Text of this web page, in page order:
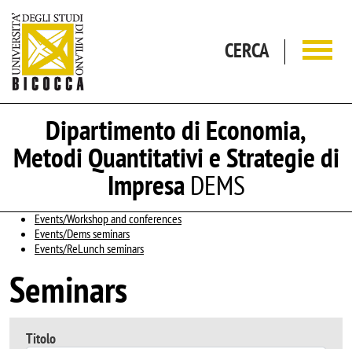
CERCA
Dipartimento di Economia,
Metodi Quantitativi e Strategie di
ImpresaDEMS
Events/Workshop and conferences
Events/Dems seminars
Events/ReLunch seminars
Seminars
Titolo